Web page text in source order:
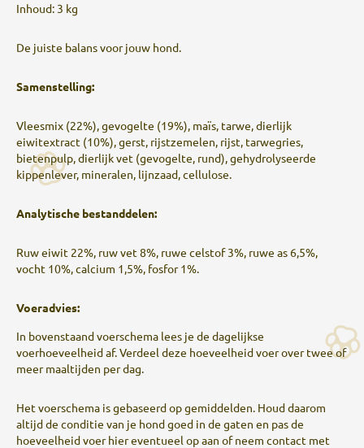
Inhoud: 3 kg
De juiste balans voor jouw hond.
Samenstelling:
Vleesmix (22%), gevogelte (19%), maïs, tarwe, dierlijk
eiwitextract (10%), gerst, rijstzemelen, rijst, tarwegries,
bietenpulp, dierlijk vet (gevogelte, rund), gehydrolyseerde
kippenlever, mineralen, lijnzaad, cellulose.
Analytische bestanddelen:
Ruw eiwit 22%, ruw vet 8%, ruwe celstof 3%, ruwe as 6,5%,
vocht 10%, calcium 1,5%, fosfor 1%.
Voeradvies:
In bovenstaand voerschema lees je de dagelijkse
voerhoeveelheid af. Verdeel deze hoeveelheid voer over twee of
meer maaltijden per dag.
Het voerschema is gebaseerd op gemiddelden. Houd daarom
altijd de conditie van je hond goed in de gaten en pas de
hoeveelheid voer hier eventueel op aan of neem contact met